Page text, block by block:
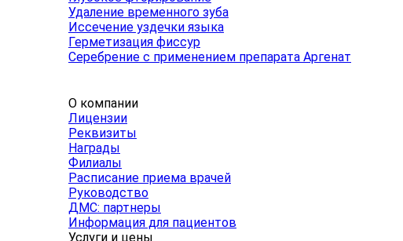
Удаление временного зуба
Иссечение уздечки языка
Герметизация фиссур
Серебрение с применением препарата Аргенат
О компании
Лицензии
Реквизиты
Награды
Филиалы
Расписание приема врачей
Руководство
ДМС: партнеры
Информация для пациентов
Услуги и цены